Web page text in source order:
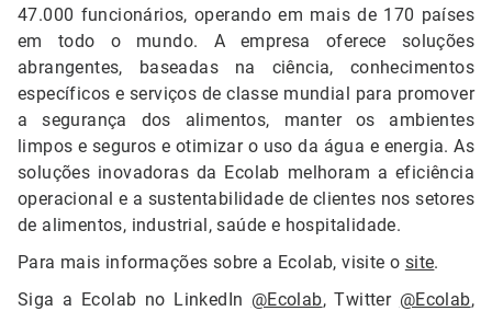
47.000 funcionários, operando em mais de 170 países
em todo o mundo. A empresa oferece soluções
abrangentes, baseadas na ciência, conhecimentos
específicos e serviços de classe mundial para promover
a segurança dos alimentos, manter os ambientes
limpos e seguros e otimizar o uso da água e energia. As
soluções inovadoras da Ecolab melhoram a eficiência
operacional e a sustentabilidade de clientes nos setores
de alimentos, industrial, saúde e hospitalidade.
Para mais informações sobre a Ecolab, visite o site.
Siga a Ecolab no LinkedIn @Ecolab, Twitter @Ecolab,